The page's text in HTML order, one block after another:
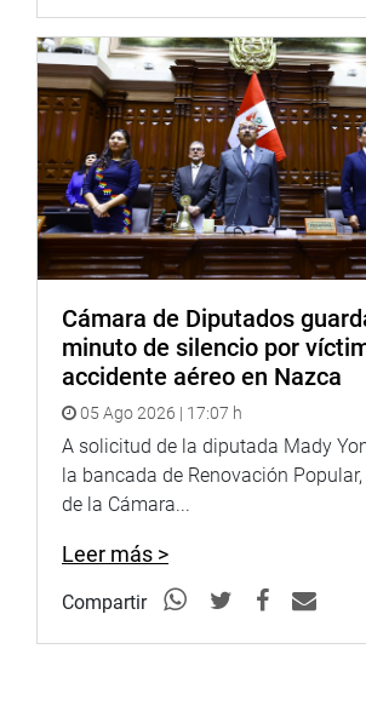
JUNÍN
En la ciudad de Huancayo, Junín, el
Reymundo Mercado se reunió con dos
declamadores que han ganado
“poniendo en alto el nombre de
Junín”.
Luego, se reunió con los directivos del
de Enfermedades Neoplásicas (IREN
OFICINA DE COMUNICACIONES E
INSTITUCIONAL
Cámara de Diputados
minuto de silencio por
accidente aéreo en Nazca
05 Ago 2026 | 17:07 h
A solicitud de la diputada Mady
la bancada de Renovación
de la Cámara...
Leer más >
Compartir